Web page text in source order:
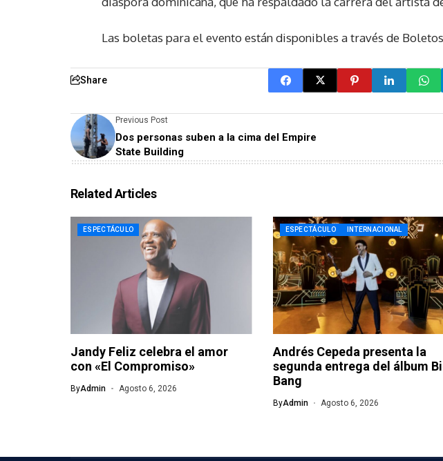
Las boletas para el evento están disponibles a través de
Share
Previous Post
Dos personas suben a la cima del Empire
State Building
Related Articles
ESPECTÁCULO
Jandy Feliz celebra el amor
con «El Compromiso»
ByAdmin Agosto 6, 2026
ESPECTÁCULO INTERNACIONAL
Andrés Cepeda presenta la
segunda entrega del álbum
Bang
ByAdmin Agosto 6, 2026